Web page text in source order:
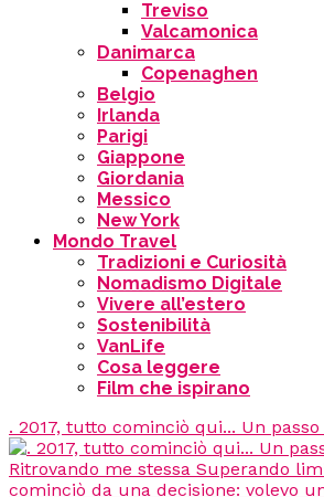
Treviso
Valcamonica
Danimarca
Copenaghen
Belgio
Irlanda
Parigi
Giappone
Giordania
Messico
New York
Mondo Travel
Tradizioni e Curiosità
Nomadismo Digitale
Vivere all’estero
Sostenibilità
VanLife
Cosa leggere
Film che ispirano
. 2017, tutto cominciò qui... Un